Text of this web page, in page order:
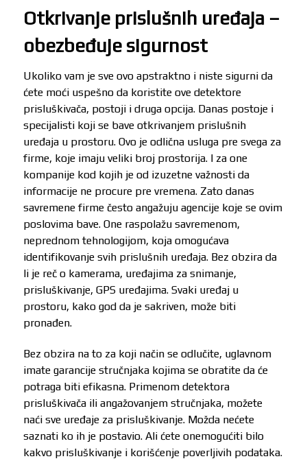
Otkrivanje prislušnih uređaja –
obezbeđuje sigurnost
Ukoliko vam je sve ovo apstraktno i niste sigurni da
ćete moći uspešno da koristite ove detektore
prisluškivača, postoji i druga opcija. Danas postoje i
specijalisti koji se bave otkrivanjem prislušnih
uređaja u prostoru. Ovo je odlična usluga pre svega za
firme, koje imaju veliki broj prostorija. I za one
kompanije kod kojih je od izuzetne važnosti da
informacije ne procure pre vremena. Zato danas
savremene firme često angažuju agencije koje se ovim
poslovima bave. One raspolažu savremenom,
neprednom tehnologijom, koja omogućava
identifikovanje svih prislušnih uređaja. Bez obzira da
li je reč o kamerama, uređajima za snimanje,
prisluškivanje, GPS uređajima. Svaki uređaj u
prostoru, kako god da je sakriven, može biti
pronađen.
Bez obzira na to za koji način se odlučite, uglavnom
imate garancije stručnjaka kojima se obratite da će
potraga biti efikasna. Primenom detektora
prisluškivača ili angažovanjem stručnjaka, možete
naći sve uređaje za prisluškivanje. Možda nećete
saznati ko ih je postavio. Ali ćete onemogućiti bilo
kakvo prisluškivanje i korišćenje poverljivih podataka.